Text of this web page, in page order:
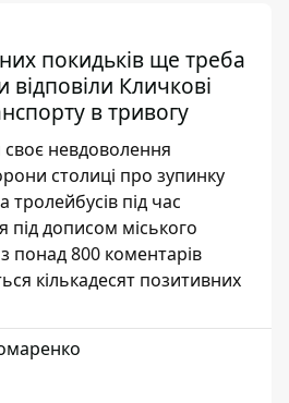
покидьків ще треба
Кличкові
в тривогу
невдоволення
столиці про зупинку
тролейбусів під час
під дописом міського
понад 800 коментарів
кількадесят позитивних